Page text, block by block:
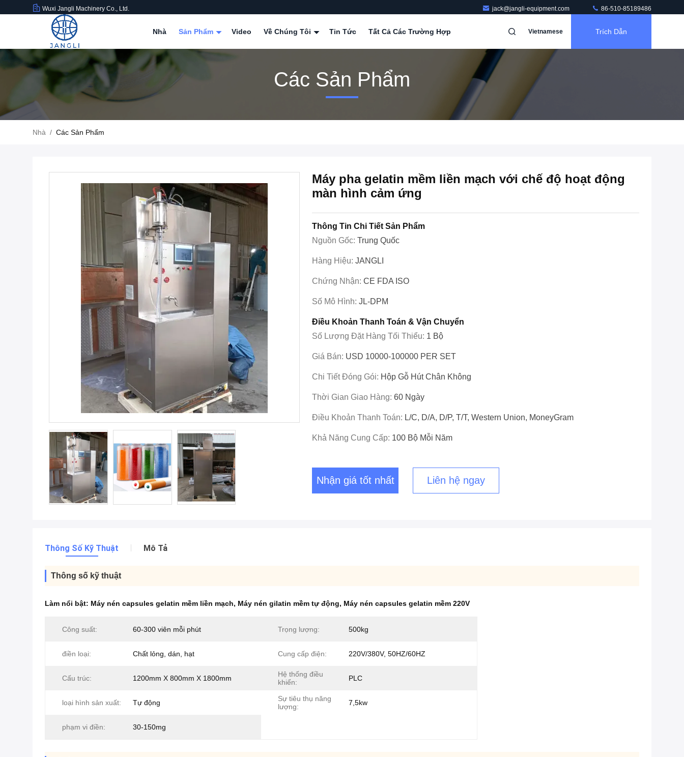
Wuxi Jangli Machinery Co., Ltd. jack@jangli-equipment.com 86-510-85189486
Nhà Sản Phẩm Video Về Chúng Tôi Tin Tức Tất Cả Các Trường Hợp Vietnamese Trích Dẫn
Các Sản Phẩm
Nhà / Các Sản Phẩm
Máy pha gelatin mềm liền mạch với chế độ hoạt động
màn hình cảm ứng
Thông Tin Chi Tiết Sản Phẩm
Nguồn Gốc: Trung Quốc
Hàng Hiệu: JANGLI
Chứng Nhận: CE FDA ISO
Số Mô Hình: JL-DPM
Điều Khoản Thanh Toán & Vận Chuyển
Số Lượng Đặt Hàng Tối Thiểu: 1 Bộ
Giá Bán: USD 10000-100000 PER SET
Chi Tiết Đóng Gói: Hộp Gỗ Hút Chân Không
Thời Gian Giao Hàng: 60 Ngày
Điều Khoản Thanh Toán: L/C, D/A, D/P, T/T, Western Union, MoneyGram
Khả Năng Cung Cấp: 100 Bộ Mỗi Năm
Nhận giá tốt nhất Liên hệ ngay
Thông Số Kỹ Thuật Mô Tả
Thông số kỹ thuật
Làm nổi bật: Máy nén capsules gelatin mềm liền mạch, Máy nén gilatin mềm tự động, Máy nén capsules gelatin mềm 220V
Công suất: 60-300 viên mỗi phút Trọng lượng: 500kg
điền loại: Chất lỏng, dán, hạt Cung cấp điện: 220V/380V, 50HZ/60HZ
Cấu trúc: 1200mm X 800mm X 1800mm
Hệ thống điều
khiển:
PLC
loại hình sản xuất: Tự động
Sự tiêu thụ năng
lượng:
7,5kw
phạm vi điền: 30-150mg